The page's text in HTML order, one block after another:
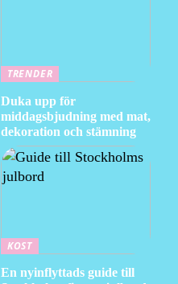
TRENDER
Duka upp för
middagsbjudning med mat,
dekoration och stämning
KOST
En nyinflyttads guide till